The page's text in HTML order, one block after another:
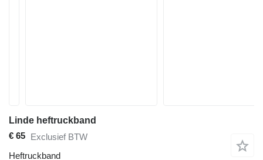
Linde heftruckband
€ 65 Exclusief BTW
Heftruckband